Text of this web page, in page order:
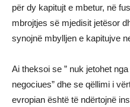
për dy kapitujt e mbetur, në
mbrojtjes së mjedisit jetësor
synojnë mbylljen e kapitujve
Ai theksoi se ” nuk jetohet
negociues” dhe se qëllimi i
evropian është të ndërtojnë